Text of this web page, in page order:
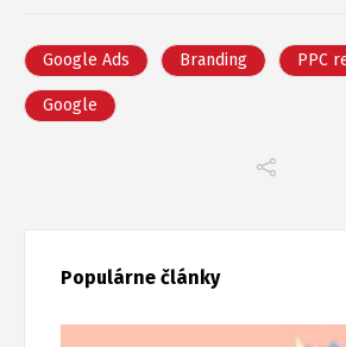
Google Ads Branding PPC
Google
Populárne články